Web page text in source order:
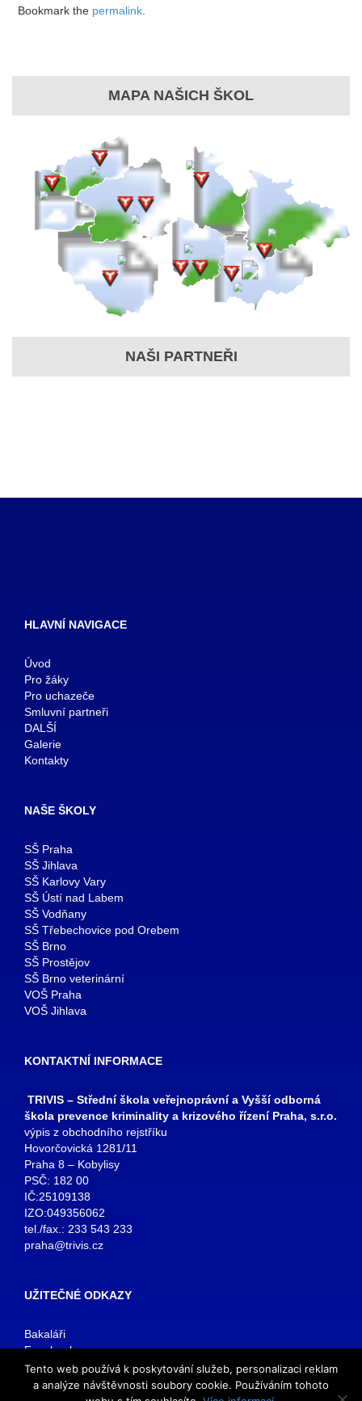
Bookmark the permalink
MAPA NAŠICH ŠKOL
NAŠI PARTNEŘI
HLAVNÍ NAVIGACE
Úvod
Pro žáky
Pro uchazeče
Smluvní partneři
DALŠÍ
Galerie
Kontakty
NAŠE ŠKOLY
SŠ Praha
SŠ Jihlava
SŠ Karlovy Vary
SŠ Ústí nad Labem
SŠ Vodňany
SŠ Třebechovice pod Orebem
SŠ Brno
SŠ Prostějov
SŠ Brno veterinární
VOŠ Praha
VOŠ Jihlava
KONTAKTNÍ INFORMACE
TRIVIS – Střední škola veřejnoprávní a Vyšší odborná
škola prevence kriminality a krizového řízení Praha, s.r.o.
výpis z obchodního rejstříku
Hovorčovická 1281/11
Praha 8 – Kobylisy
PSČ: 182 00
IČ:25109138
IZO:049356062
tel./fax.: 233 543 233
praha@trivis.cz
UŽITEČNÉ ODKAZY
Bakaláři
Facebook
VOŠ Praha
E-mail zaměstnanci
E-mail studenti
Tento web používá k poskytování služeb, personalizaci reklam
a analýze návštěvnosti soubory cookie. Používáním tohoto